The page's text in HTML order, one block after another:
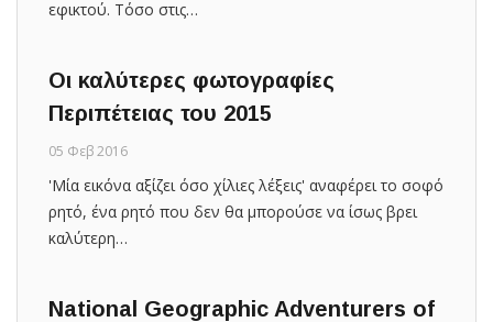
εφικτού. Τόσο στις…
Οι καλύτερες φωτογραφίες
Περιπέτειας του 2015
05 Φεβ 2016
'Μία εικόνα αξίζει όσο χίλιες λέξεις' αναφέρει το σοφό
ρητό, ένα ρητό που δεν θα μπορούσε να ίσως βρει
καλύτερη…
National Geographic Adventurers of